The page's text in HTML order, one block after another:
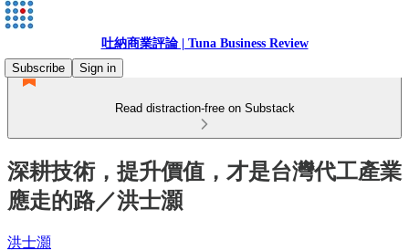
吐納商業評論 | Tuna Business Review
Subscribe
Sign in
Read distraction-free on Substack
深耕技術，提升價值，才是台灣代工產業
應走的路／洪士灝
洪士灝